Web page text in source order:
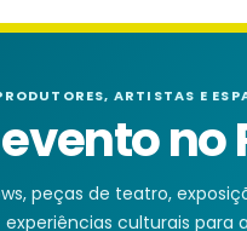
ARTISTAS E
no
peças de teatro,
experiências culturais para